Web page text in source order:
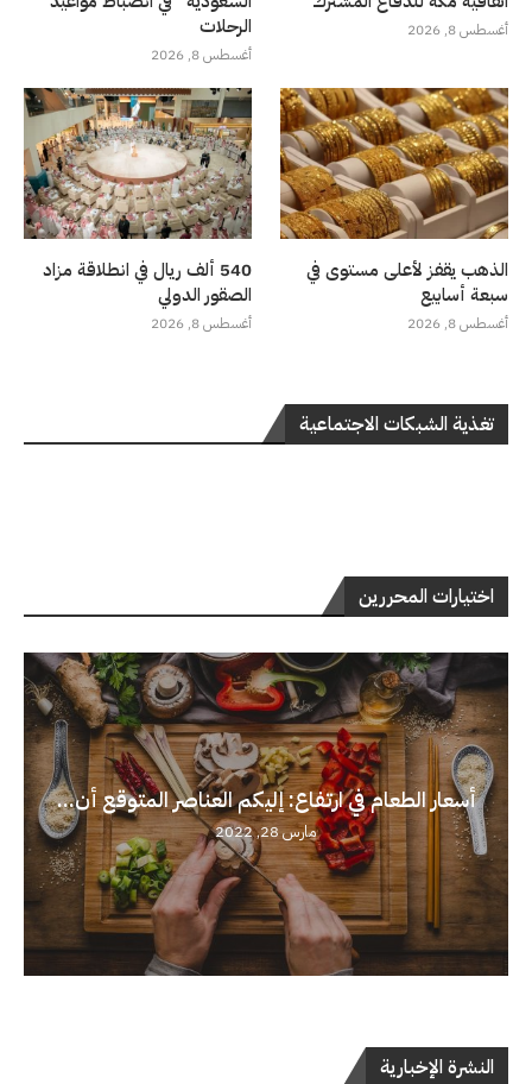
أغسطس 8, 2026
الرحلات
أغسطس 8, 2026
الذهب يقفز لأعلى مستوى في
سبعة أسابيع
أغسطس 8, 2026
540 ألف ريال في انطلاقة مزاد
الصقور الدولي
أغسطس 8, 2026
تغذية الشبكات الاجتماعية
اختيارات المحررين
أسعار الطعام في ارتفاع: إليكم العناصر المتوقع أن...
مارس 28, 2022
النشرة الإخبارية